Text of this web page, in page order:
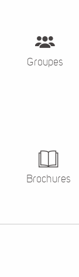
Groupes
Brochures